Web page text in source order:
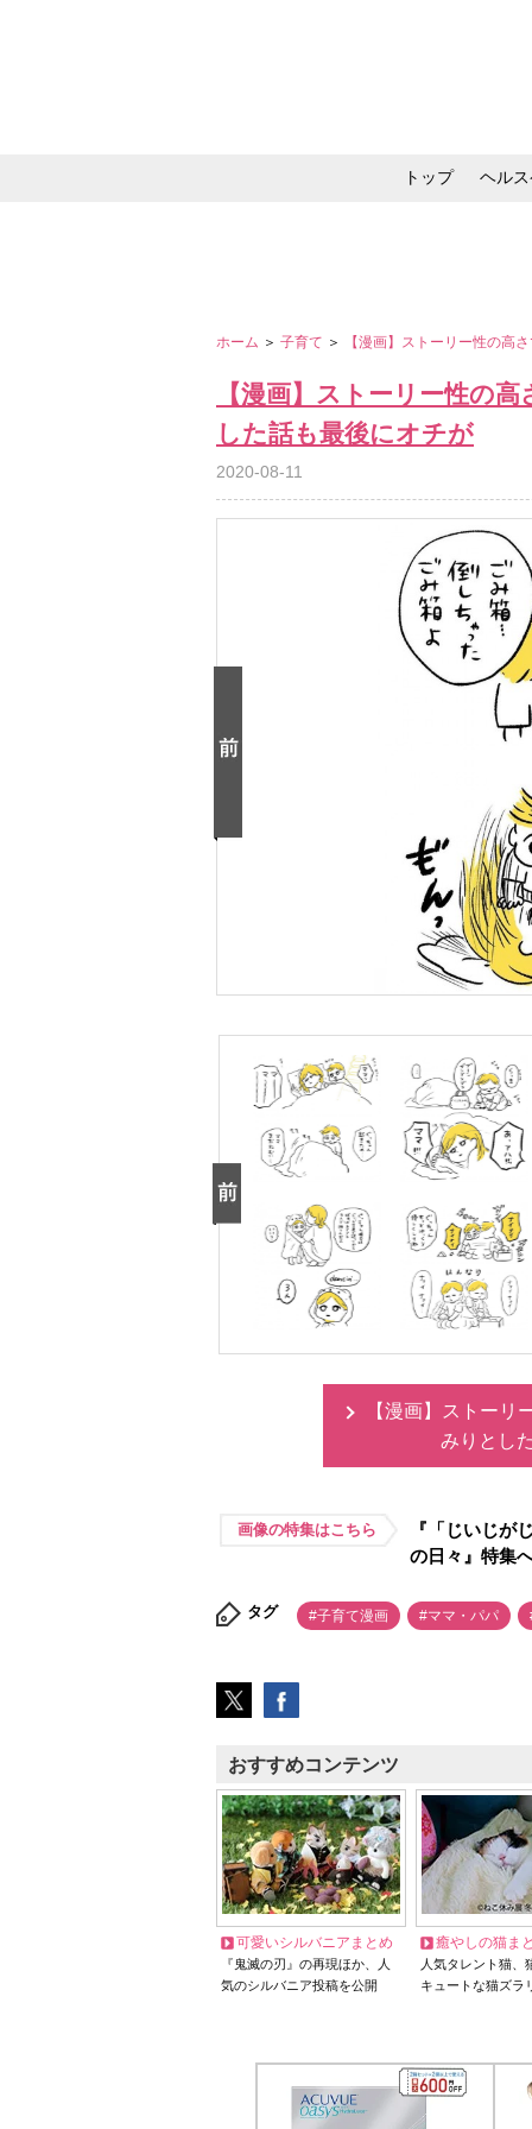
トップ ヘル
ホーム ＞ 子育て ＞ 【漫画】ストーリー性の高
【漫画】ストーリー性の
した話も最後にオチが
2020-08-11
【漫画】ストーリ
みりとし
画像の特集はこちら
『「じいじ
の日々』特集
タグ #子育て漫画 #ママ・パパ
おすすめコンテンツ
可愛いシルバニアまとめ
『鬼滅の刃』の再現ほか、人
気のシルバニア投稿を公開
癒やしの猫ま
人気タレント猫
キュートな猫ズラ